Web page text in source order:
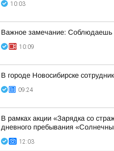
10:03
Важное замечание: Соблюдаешь
10:09
В городе Новосибирске
09:24
В рамках акции «Зарядка со
дневного пребывания
12:03